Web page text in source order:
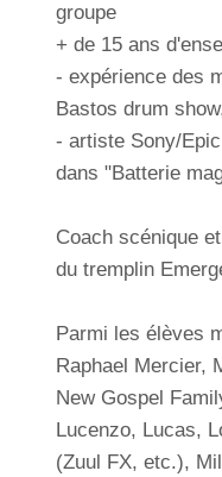
groupe
+ de 15 ans
- expérience des
Bastos drum
- artiste Sony/
dans "Batterie
Coach scénique
du tremplin
Parmi les élèves
Raphael Mercier,
New Gospel
Lucenzo, Lucas,
(Zuul FX, etc.),